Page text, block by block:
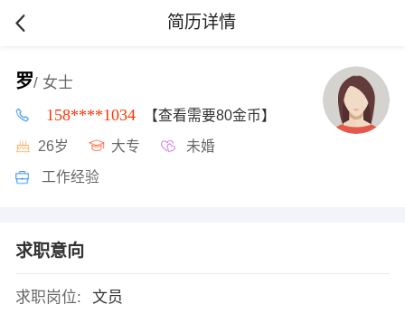
简历详情
罗/ 女士
158****1034 【查看需要80金币】
26岁 大专 未婚
工作经验
求职意向
求职岗位:
文员